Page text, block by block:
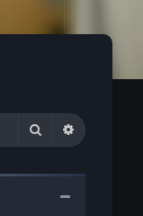
Rechercher